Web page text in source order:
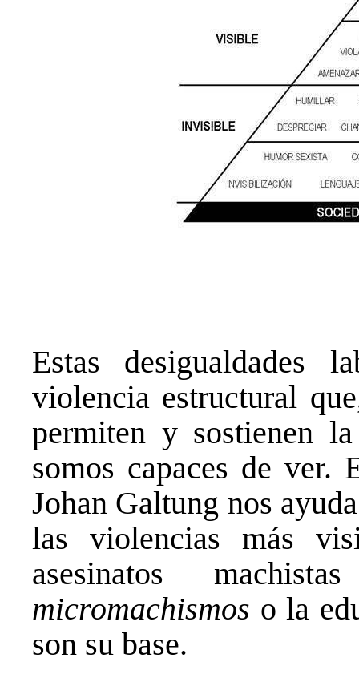
Estas desigualdades
violencia estructural
permiten y sostienen
somos capaces de
Johan Galtung nos
las violencias más
asesinatos
micromachismos o la
son su base.